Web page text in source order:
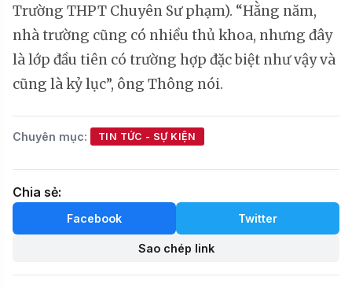
Trường THPT Chuyên Sư phạm). “Hằng năm,
nhà trường cũng có nhiều thủ khoa, nhưng đây
là lớp đầu tiên có trường hợp đặc biệt như vậy và
cũng là kỷ lục”, ông Thông nói.
Chuyên mục: TIN TỨC - SỰ KIỆN
Chia sẻ:
Facebook Twitter
Sao chép link